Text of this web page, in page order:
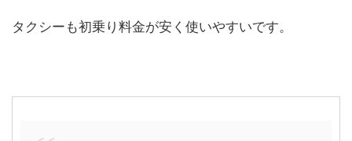
タクシーも初乗り料金が安く使いやすいです。